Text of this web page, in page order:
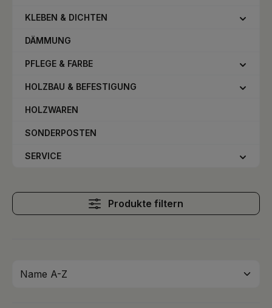
KLEBEN & DICHTEN
DÄMMUNG
PFLEGE & FARBE
HOLZBAU & BEFESTIGUNG
HOLZWAREN
SONDERPOSTEN
SERVICE
Produkte filtern